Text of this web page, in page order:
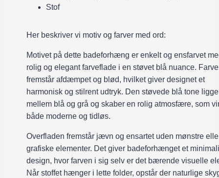
Stof
Her beskriver vi motiv og farver med ord:
Motivet på dette badeforhæng er enkelt og ensfarvet
rolig og elegant farveflade i en støvet blå nuance.
fremstår afdæmpet og blød, hvilket giver designet et
harmonisk og stilrent udtryk. Den støvede blå tone
mellem blå og grå og skaber en rolig atmosfære, som
både moderne og tidløs.
Overfladen fremstår jævn og ensartet uden mønstre
grafiske elementer. Det giver badeforhænget et
design, hvor farven i sig selv er det bærende visuelle
Når stoffet hænger i lette folder, opstår der naturlige